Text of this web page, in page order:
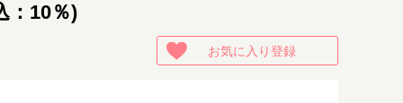
：10％)
お気に入り登録